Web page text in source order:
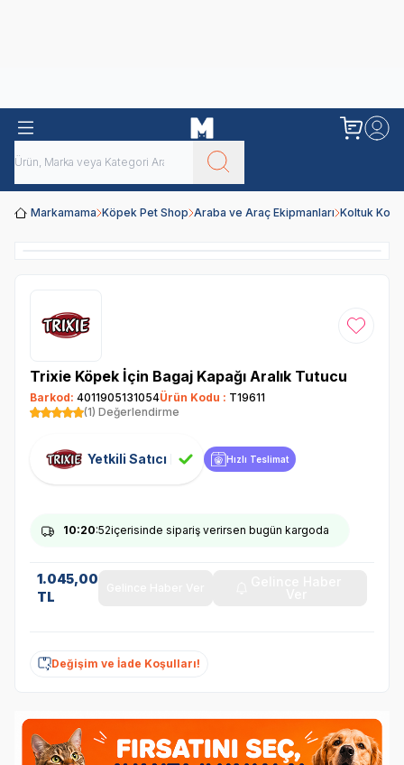
Markamama Köpek Pet Shop Araba ve Araç Ekipmanları Koltuk
Favoriye
Trixie Köpek İçin Bagaj Kapağı Aralık Tutucu
Barkod: 4011905131054Ürün Kodu : T19611
(1) Değerlendirme
Yetkili Satıcı Hızlı Teslimat
10:20:51içerisinde sipariş verirsen bugün kargoda
1.045,00
TL
Değişim ve İade Koşulları!